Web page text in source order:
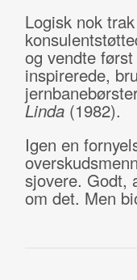
Logisk nok
og vendte
inspirerede,
Linda(1982).
Igen en
sjovere. Godt,
om det. Men